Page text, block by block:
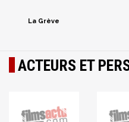
La Grève
ACTEURS ET